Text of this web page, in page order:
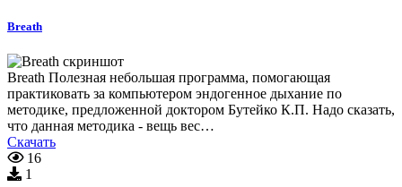
Breath
Breath Полезная небольшая программа, помогающая
практиковать за компьютером эндогенное дыхание по
методике, предложенной доктором Бутейко К.П. Надо сказать,
что данная методика - вещь вес…
Скачать
16
1